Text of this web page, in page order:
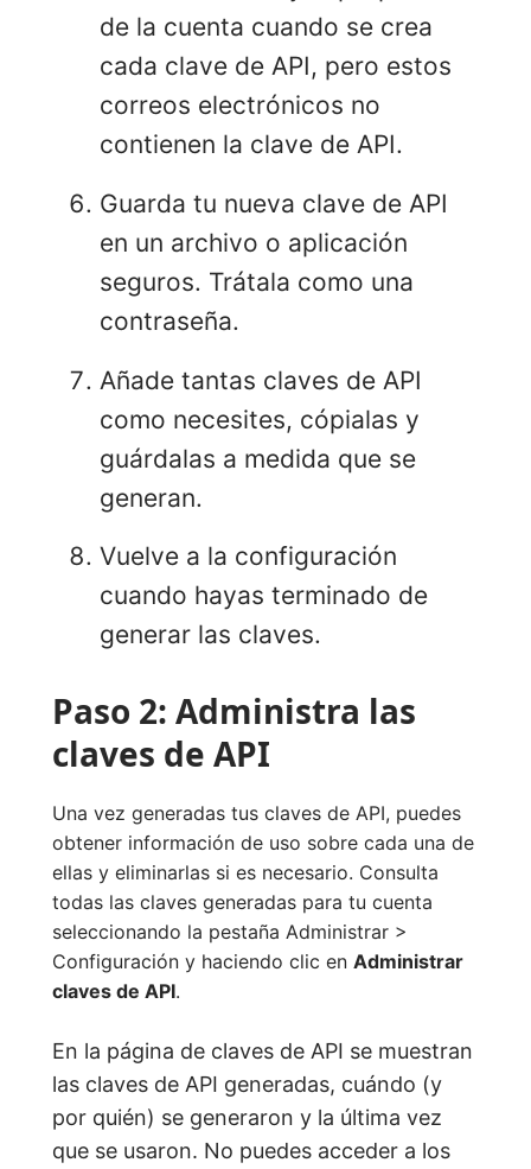
de la cuenta cuando se crea
cada clave de API, pero estos
correos electrónicos no
contienen la clave de API.
Guarda tu nueva clave de API
en un archivo o aplicación
seguros. Trátala como una
contraseña.
Añade tantas claves de API
como necesites, cópialas y
guárdalas a medida que se
generan.
Vuelve a la configuración
cuando hayas terminado de
generar las claves.
Paso 2: Administra las
claves de API
Una vez generadas tus claves de API, puedes
obtener información de uso sobre cada una de
ellas y eliminarlas si es necesario. Consulta
todas las claves generadas para tu cuenta
seleccionando la pestaña Administrar >
Configuración y haciendo clic en Administrar
claves de API.
En la página de claves de API se muestran
las claves de API generadas, cuándo (y
por quién) se generaron y la última vez
que se usaron. No puedes acceder a los